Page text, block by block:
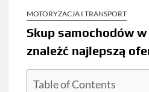
MOTORYZACJA I TRANSPORT
Skup samochodów
znaleźć najlepszą
Table of Contents